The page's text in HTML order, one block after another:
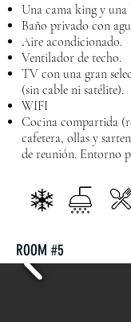
Una cama king y
Baño privado con
Aire acondicionado.
Ventilador de techo.
TV con una gran
(sin cable ni satélite).
WIFI
Cocina compartida
cafetera, ollas y
de reunión. Entorno
ROOM #5